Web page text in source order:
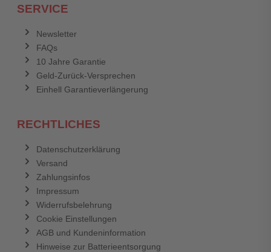
SERVICE
Newsletter
FAQs
10 Jahre Garantie
Geld-Zurück-Versprechen
Einhell Garantieverlängerung
RECHTLICHES
Datenschutzerklärung
Versand
Zahlungsinfos
Impressum
Widerrufsbelehrung
Cookie Einstellungen
AGB und Kundeninformation
Hinweise zur Batterieentsorgung